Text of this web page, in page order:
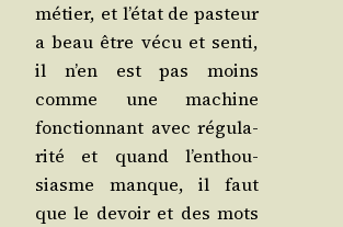
métier, et l’é­tat de pas­teur
a beau être vécu et sen­ti,
il n’en est pas moins
comme une machine
fonc­tion­nant avec régu­la­
ri­té et quand l’en­thou­
siasme manque, il faut
que le devoir et des mots